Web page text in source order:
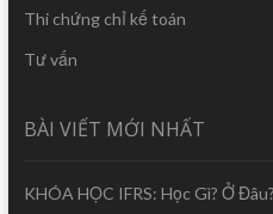
Thi chứng chỉ kế toán
Tư vấn
BÀI VIẾT MỚI NHẤT
KHÓA HỌC IFRS: Học Gì? Ở